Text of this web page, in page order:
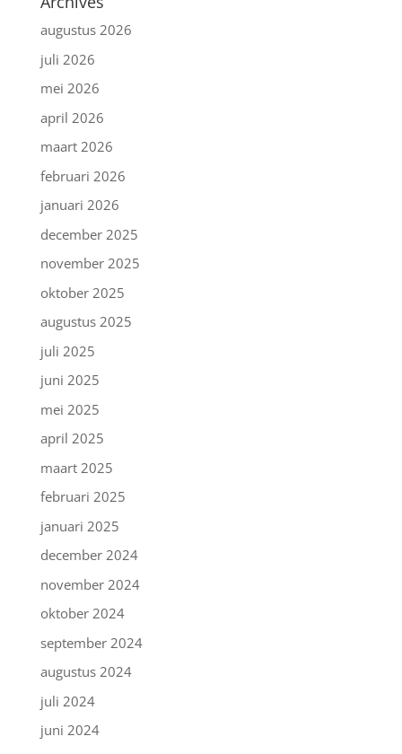
augustus 2026
juli 2026
mei 2026
april 2026
maart 2026
februari 2026
januari 2026
december 2025
november 2025
oktober 2025
augustus 2025
juli 2025
juni 2025
mei 2025
april 2025
maart 2025
februari 2025
januari 2025
december 2024
november 2024
oktober 2024
september 2024
augustus 2024
juli 2024
juni 2024